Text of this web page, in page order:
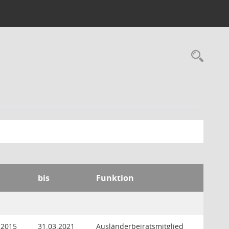
bis Funktion
31.03.2021 Ausländerbeiratsmitglied